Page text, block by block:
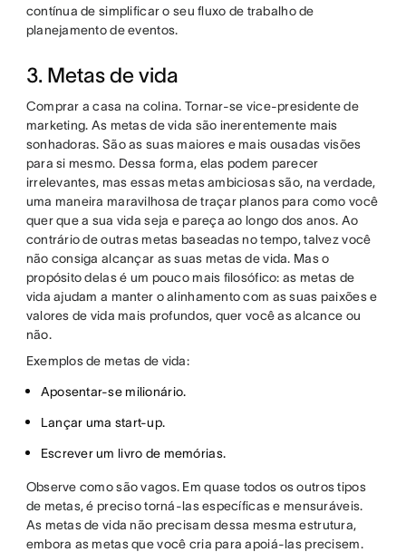
contínua de simplificar o seu fluxo de trabalho de
planejamento de eventos.
3. Metas de vida
Comprar a casa na colina. Tornar-se vice-presidente de
marketing. As metas de vida são inerentemente mais
sonhadoras. São as suas maiores e mais ousadas visões
para si mesmo. Dessa forma, elas podem parecer
irrelevantes, mas essas metas ambiciosas são, na verdade,
uma maneira maravilhosa de traçar planos para como você
quer que a sua vida seja e pareça ao longo dos anos. Ao
contrário de outras metas baseadas no tempo, talvez você
não consiga alcançar as suas metas de vida. Mas o
propósito delas é um pouco mais filosófico: as metas de
vida ajudam a manter o alinhamento com as suas paixões e
valores de vida mais profundos, quer você as alcance ou
não.
Exemplos de metas de vida:
Aposentar-se milionário.
Lançar uma start-up.
Escrever um livro de memórias.
Observe como são vagos. Em quase todos os outros tipos
de metas, é preciso torná-las específicas e mensuráveis.
As metas de vida não precisam dessa mesma estrutura,
embora as metas que você cria para apoiá-las precisem.